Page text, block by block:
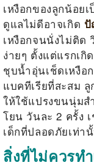
เหงือกของลูกน้อย
ดูแลไม่ดีอาจเกิด ปั
เหงือกจนนั่งไม่ติด
ง่ายๆ ตั้งแต่แรกเ
ชุบน้ำอุ่นเช็ดเหงือ
แบคทีเรียที่สะสม
ให้ใช้แปรงขนนุ่มส
โยน วันละ 2 ครั้ง
เด็กที่ปลอดภัยเท่า
สิ่งที่ไม่ควรท